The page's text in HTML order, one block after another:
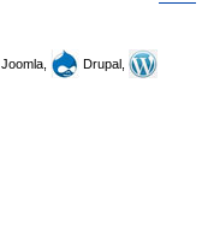
Joomla,
Drupal,